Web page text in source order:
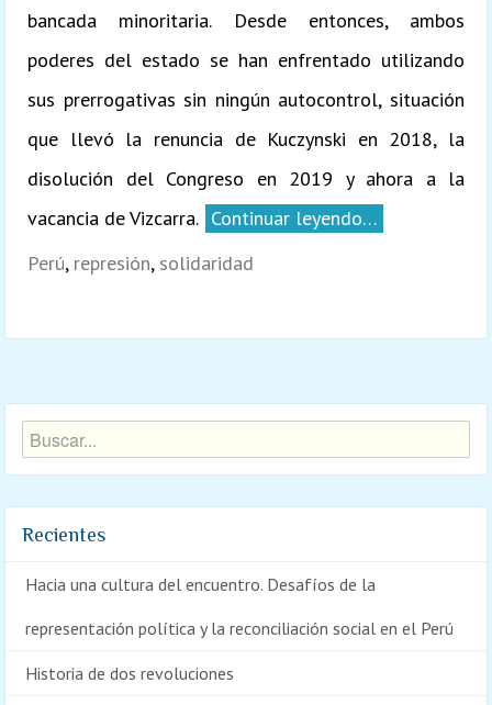
bancada minoritaria. Desde entonces, ambos
poderes del estado se han enfrentado utilizando
sus prerrogativas sin ningún autocontrol, situación
que llevó la renuncia de Kuczynski en 2018, la
disolución del Congreso en 2019 y ahora a la
vacancia de Vizcarra. Continuar leyendo…
Perú, represión, solidaridad
Recientes
Hacia una cultura del encuentro. Desafíos de la
representación política y la reconciliación social en el Perú
Historia de dos revoluciones